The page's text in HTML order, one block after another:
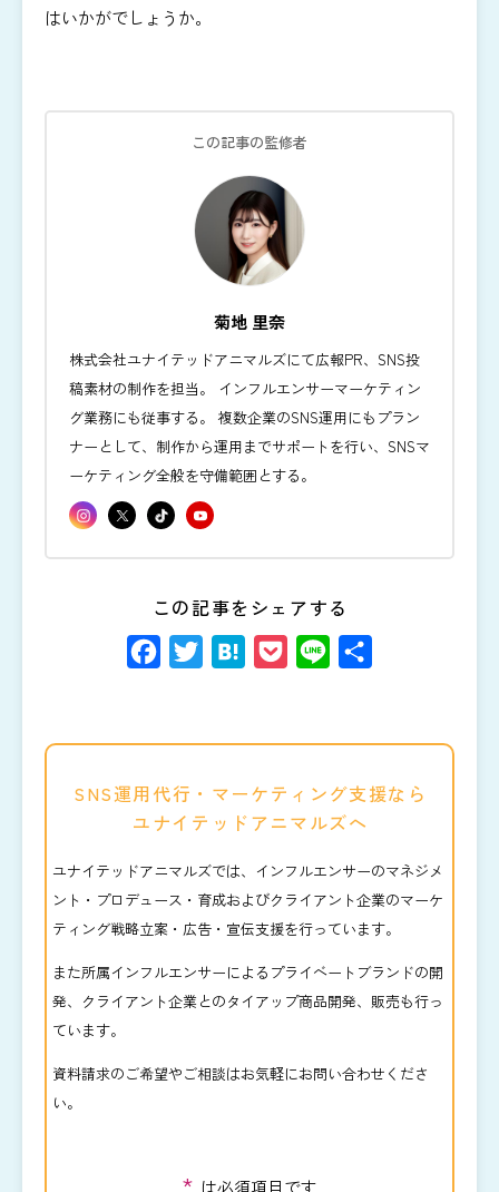
はいかがでしょうか。
この記事の監修者
菊地 里奈
株式会社ユナイテッドアニマルズにて広報PR、SNS投
稿素材の制作を担当。 インフルエンサーマーケティン
グ業務にも従事する。 複数企業のSNS運用にもプラン
ナーとして、制作から運用までサポートを行い、SNSマ
ーケティング全般を守備範囲とする。
この記事をシェアする
Facebook
Twitter Hatena Pocket Line
SNS運用代行・マーケティング支援なら
ユナイテッドアニマルズへ
ユナイテッドアニマルズでは、インフルエンサーのマネジメ
ント・プロデュース・育成およびクライアント企業のマーケ
ティング戦略立案・広告・宣伝支援を行っています。
また所属インフルエンサーによるプライベートブランドの開
発、クライアント企業とのタイアップ商品開発、販売も行っ
ています。
資料請求のご希望やご相談はお気軽にお問い合わせくださ
い。
* は必須項目です